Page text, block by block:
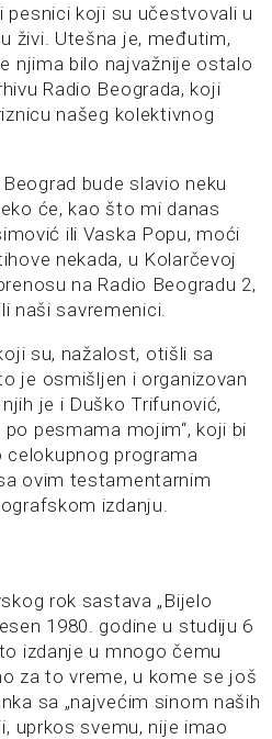
pesnici koji su učestvovali u
živi. Utešna je, međutim,
njima bilo najvažnije ostalo
Radio Beograda, koji
našeg kolektivnog
bude slavio neku
će, kao što mi danas
ili Vaska Popu, moći
nekada, u Kolarčevoj
na Radio Beogradu 2,
naši savremenici.
su, nažalost, otišli sa
je osmišljen i organizovan
je i Duško Trifunović,
pesmama mojim“, koji bi
programa
ovim testamentarnim
izdanju.
rok sastava „Bijelo
1980. godine u studiju 6
izdanje u mnogo čemu
za to vreme, u kome se još
sa „najvećim sinom naših
uprkos svemu, nije imao